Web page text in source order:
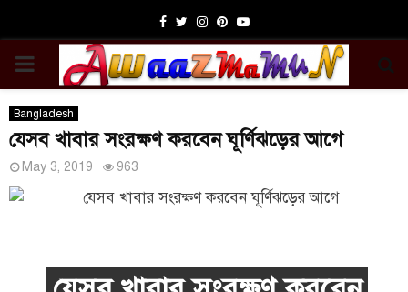
Facebook
TwitterInstagram
Pinterest
Youtube
PRIMARY
MENU
Bangladesh
যেসব খাবার সংরক্ষণ করবেন ঘূর্ণিঝড়ের আগে
May 3, 2019 963